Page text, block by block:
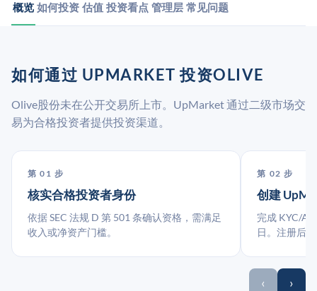
概览 如何投资 估值 投资看点 管理层 常见问题
如何通过 UPMARKET 投资OLIVE
Olive股份未在公开交易所上市。UpMarket 通过二级市场交
易为合格投资者提供投资渠道。
第 01 步
核实合格投资者身份
依据 SEC 法规 D 第 501 条确认资格，需满足
收入或净资产门槛。
第 02 步
创建
完成 KYC/
日。注册后
‹ ›